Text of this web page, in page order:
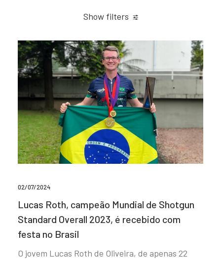
Show filters
02/07/2024
Lucas Roth, campeão Mundial de Shotgun
Standard Overall 2023, é recebido com
festa no Brasil
O jovem Lucas Roth de Oliveira, de apenas 22